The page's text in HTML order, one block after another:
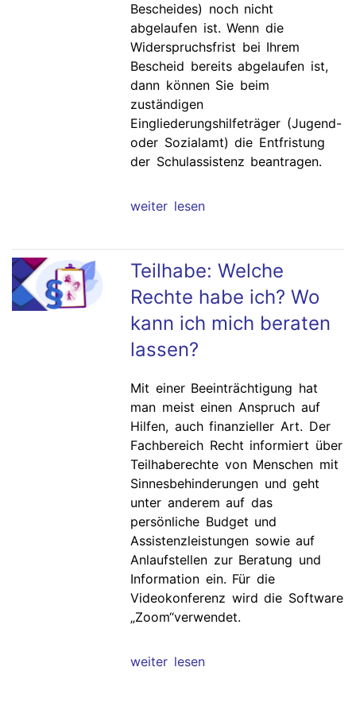
Bescheides) noch nicht
abgelaufen ist. Wenn die
Widerspruchsfrist bei Ihrem
Bescheid bereits abgelaufen ist,
dann können Sie beim
zuständigen
Eingliederungshilfeträger (Jugend-
oder Sozialamt) die Entfristung
der Schulassistenz beantragen.
weiter lesen
Teilhabe: Welche
Rechte habe ich? Wo
kann ich mich beraten
lassen?
Mit einer Beeinträchtigung hat
man meist einen Anspruch auf
Hilfen, auch finanzieller Art. Der
Fachbereich Recht informiert über
Teilhaberechte von Menschen mit
Sinnesbehinderungen und geht
unter anderem auf das
persönliche Budget und
Assistenzleistungen sowie auf
Anlaufstellen zur Beratung und
Information ein. Für die
Videokonferenz wird die Software
„Zoom“verwendet.
weiter lesen